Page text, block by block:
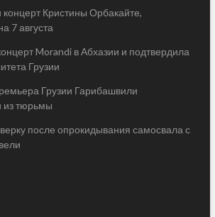
Кристины Орбакайте,
7 августа
Morandi в Абхазии и подтвердила
Грузии
Грузии Гарибашвили
из тюрьмы
после опрокидывания самосвала с